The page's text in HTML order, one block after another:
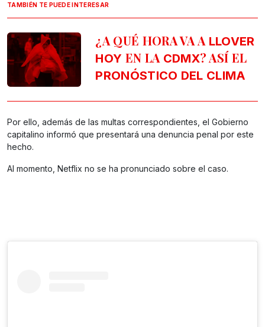
TAMBIÉN TE PUEDE INTERESAR
¿A QUÉ HORA VA A LLOVER
HOY EN LA CDMX? ASÍ EL
PRONÓSTICO DEL CLIMA
Por ello, además de las multas correspondientes, el Gobierno
capitalino informó que presentará una denuncia penal por este
hecho.
Al momento, Netflix no se ha pronunciado sobre el caso.